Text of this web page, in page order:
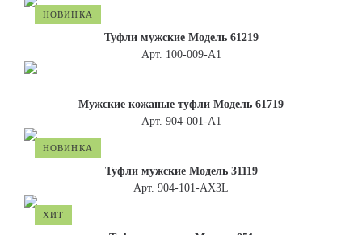
НОВИНКА
Туфли мужские Модель 61219
Арт. 100-009-A1
Мужские кожаные туфли Модель 61719
Арт. 904-001-A1
НОВИНКА
Туфли мужские Модель 31119
Арт. 904-101-АХ3L
ХИТ